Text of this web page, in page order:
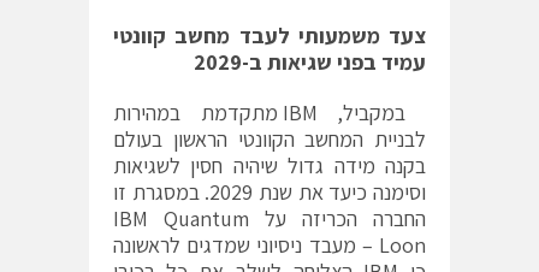
צעד משמעותי לעבד מחשב קוונטי
עמיד בפני שגיאות ב-2029
במקביל, IBM מתקדמת במהירות
לבניית המחשב הקוונטי הראשון בעולם
בקנה מידה גדול שיהיה חסין לשגיאות
וסימנה כיעד את שנת 2029. במסגרת זו
החברה הכריזה על IBM Quantum
Loon – מעבד ניסיוני שמדגים לראשונה